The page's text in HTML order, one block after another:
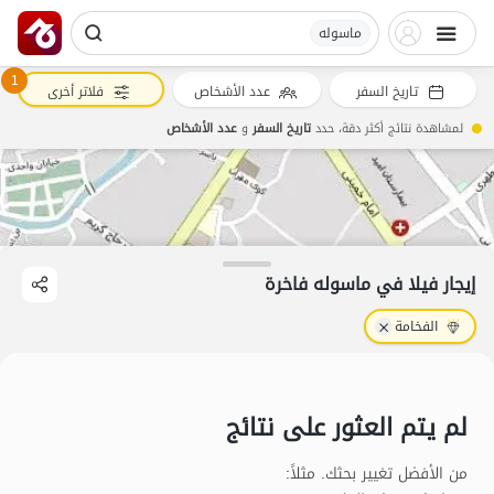
ماسوله
إيجار فيلا في ماسوله فاخرة
الفخامة
لم يتم العثور على نتائج
من الأفضل تغيير بحثك. مثلاً:
تاريخ السفر عدد الأشخاص 1 فلاتر أخرى
لمشاهدة نتائج أكثر دقة، حددتاريخ السفروعدد الأشخاص